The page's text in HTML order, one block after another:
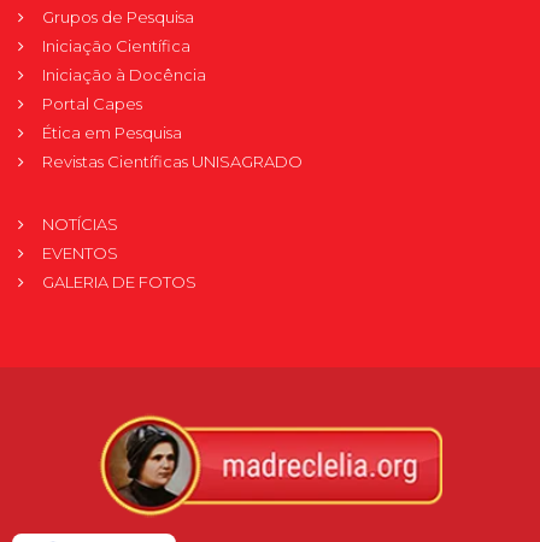
Grupos de Pesquisa
Iniciação Científica
Iniciação à Docência
Portal Capes
Ética em Pesquisa
Revistas Científicas UNISAGRADO
NOTÍCIAS
EVENTOS
GALERIA DE FOTOS